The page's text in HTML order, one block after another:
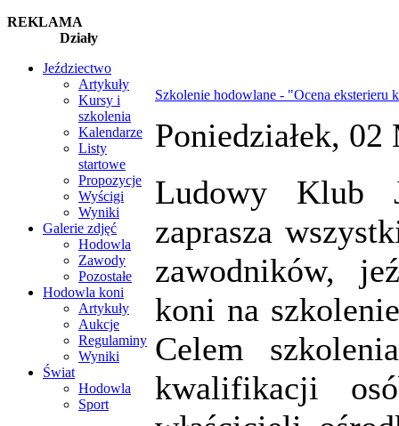
REKLAMA
Działy
Jeździectwo
Artykuły
Kursy i
szkolenia
Kalendarze
Listy
startowe
Propozycje
Wyścigi
Wyniki
Galerie zdjęć
Hodowla
Zawody
Pozostałe
Hodowla koni
Artykuły
Aukcje
Regulaminy
Wyniki
Świat
Hodowla
Sport
Szkolenie hodowlane - "Ocena eksterieru
Poniedziałek,
Ludowy Klub
zaprasza
zawodników,
koni na
Celem
kwalifikacji